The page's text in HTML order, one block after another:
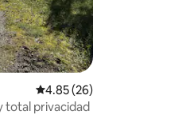
Calificación promedio:
4.85 (26)
total privacidad